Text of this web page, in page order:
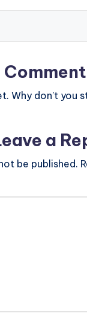
Why don’t you
a
be published.